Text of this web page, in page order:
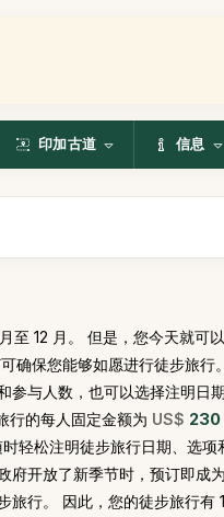
印加古道 信息
至 12 月。 但是，您今天就可
确保您能够如愿进行徒步旅行。
参与人数，也可以选择注明
行的每人固定金额为 US$ 230
轻松注明徒步旅行日期、选项
开放了新季节时，预订即成为
行。 因此，您的徒步旅行有